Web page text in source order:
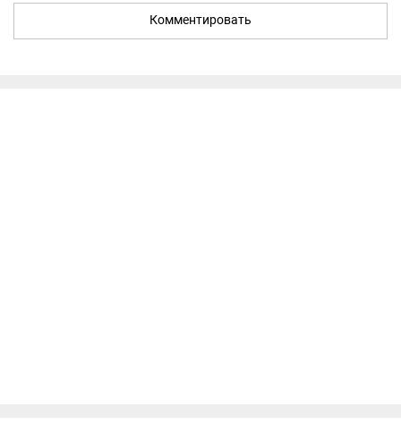
Комментировать